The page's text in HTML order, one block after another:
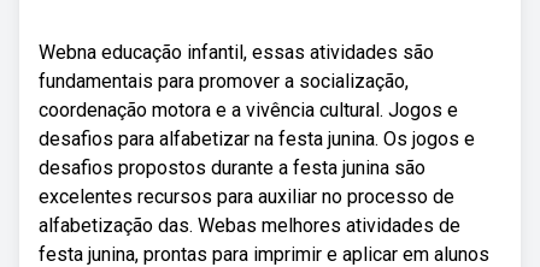
Webna educação infantil, essas atividades são
fundamentais para promover a socialização,
coordenação motora e a vivência cultural. Jogos e
desafios para alfabetizar na festa junina. Os jogos e
desafios propostos durante a festa junina são
excelentes recursos para auxiliar no processo de
alfabetização das. Webas melhores atividades de
festa junina, prontas para imprimir e aplicar em alunos